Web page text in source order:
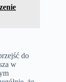
do
w